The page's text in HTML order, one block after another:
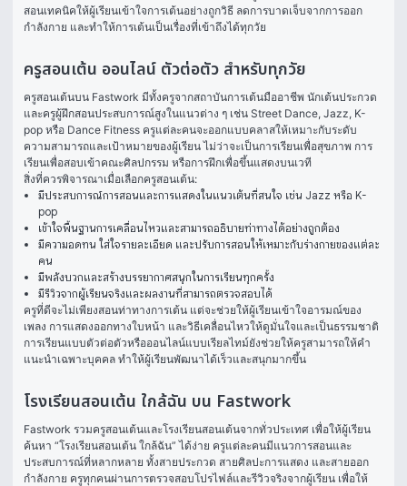
สอนเทคนิคให้ผู้เรียนเข้าใจการเต้นอย่างถูกวิธี ลดการบาดเจ็บจากการออก
กำลังกาย และทำให้การเต้นเป็นเรื่องที่เข้าถึงได้ทุกวัย
ครูสอนเต้น ออนไลน์ ตัวต่อตัว สำหรับทุกวัย
ครูสอนเต้นบน Fastwork มีทั้งครูจากสถาบันการเต้นมืออาชีพ นักเต้นประกวด
และครูผู้ฝึกสอนประสบการณ์สูงในแนวต่าง ๆ เช่น Street Dance, Jazz, K-
pop หรือ Dance Fitness ครูแต่ละคนจะออกแบบคลาสให้เหมาะกับระดับ
ความสามารถและเป้าหมายของผู้เรียน ไม่ว่าจะเป็นการเรียนเพื่อสุขภาพ การ
เรียนเพื่อสอบเข้าคณะศิลปกรรม หรือการฝึกเพื่อขึ้นแสดงบนเวที
สิ่งที่ควรพิจารณาเมื่อเลือกครูสอนเต้น:
มีประสบการณ์การสอนและการแสดงในแนวเต้นที่สนใจ เช่น Jazz หรือ K-
pop
เข้าใจพื้นฐานการเคลื่อนไหวและสามารถอธิบายท่าทางได้อย่างถูกต้อง
มีความอดทน ใส่ใจรายละเอียด และปรับการสอนให้เหมาะกับร่างกายของแต่ละ
คน
มีพลังบวกและสร้างบรรยากาศสนุกในการเรียนทุกครั้ง
มีรีวิวจากผู้เรียนจริงและผลงานที่สามารถตรวจสอบได้
ครูที่ดีจะไม่เพียงสอนท่าทางการเต้น แต่จะช่วยให้ผู้เรียนเข้าใจอารมณ์ของ
เพลง การแสดงออกทางใบหน้า และวิธีเคลื่อนไหวให้ดูมั่นใจและเป็นธรรมชาติ
การเรียนแบบตัวต่อตัวหรือออนไลน์แบบเรียลไทม์ยังช่วยให้ครูสามารถให้คำ
แนะนำเฉพาะบุคคล ทำให้ผู้เรียนพัฒนาได้เร็วและสนุกมากขึ้น
โรงเรียนสอนเต้น ใกล้ฉัน บน Fastwork
Fastwork รวมครูสอนเต้นและโรงเรียนสอนเต้นจากทั่วประเทศ เพื่อให้ผู้เรียน
ค้นหา “โรงเรียนสอนเต้น ใกล้ฉัน” ได้ง่าย ครูแต่ละคนมีแนวการสอนและ
ประสบการณ์ที่หลากหลาย ทั้งสายประกวด สายศิลปะการแสดง และสายออก
กำลังกาย ครูทุกคนผ่านการตรวจสอบโปรไฟล์และรีวิวจริงจากผู้เรียน เพื่อให้